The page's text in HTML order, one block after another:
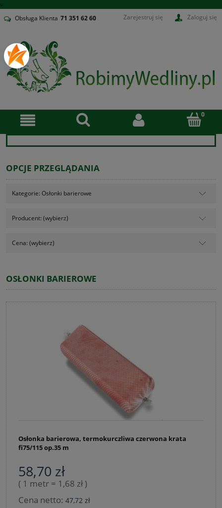
v
Obsługa Klienta 71 351 62 60 Zarejestruj się Zaloguj się
OPCJE PRZEGLĄDANIA
Kategorie: Osłonki barierowe
Producent: (wybierz)
Cena: (wybierz)
OSŁONKI BARIEROWE
Osłonka barierowa, termokurczliwa czerwona krata
fi75/115 op.35 m
58,70 zł
( 1 metr = 1,68 zł )
Cena netto: 47,72 zł